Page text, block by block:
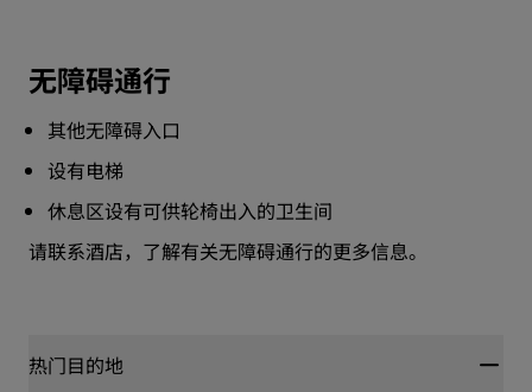
无障碍通行
其他无障碍入口
设有电梯
休息区设有可供轮椅出入的卫生间
请联系酒店，了解有关无障碍通行的更多信息。
热门目的地